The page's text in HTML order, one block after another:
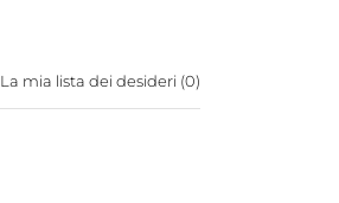
La mia lista dei desideri (0)